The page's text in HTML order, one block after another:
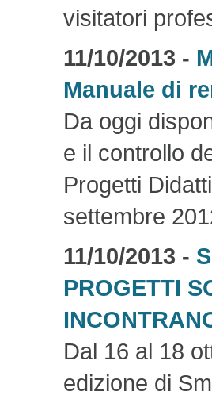
visitatori
11/10/2013 -
Manuale di
Da oggi
e il controllo
Progetti
settembre
11/10/2013 -
PROGETTI
Dal 16 al 18
edizione di